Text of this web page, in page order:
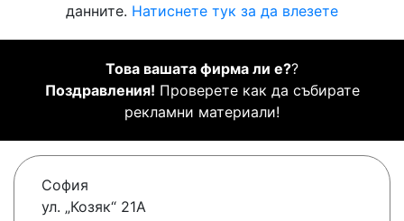
данните. Натиснете тук за да влезете
Това вашата фирма ли е??
Поздравления! Проверете как да събирате
рекламни материали!
София
ул. „Козяк“ 21А